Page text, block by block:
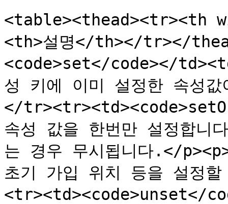
<table><thead><tr><th
<th>설명</th></tr></
<code>set</code></
성 키에 이미 설정한 속성
</
속성 값을 한번만 설정합니
는 경우 무시됩니다.</
초기 가입 위치 등을 설정
<tr><td><code>unset</